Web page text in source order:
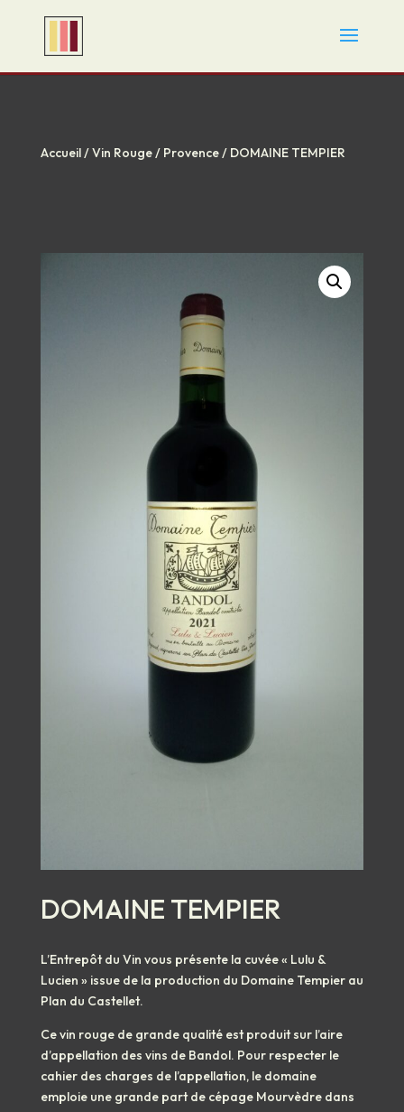
Accueil/Vin Rouge/ Provence/ DOMAINE TEMPIER
DOMAINE TEMPIER
L’Entrepôt du Vin vous présente la cuvée « Lulu &
Lucien » issue de la production du Domaine Tempier au
Plan du Castellet.
Ce vin rouge de grande qualité est produit sur l’aire
d’appellation des vins de Bandol. Pour respecter le
cahier des charges de l’appellation, le domaine
emploie une grande part de cépage Mourvèdre dans